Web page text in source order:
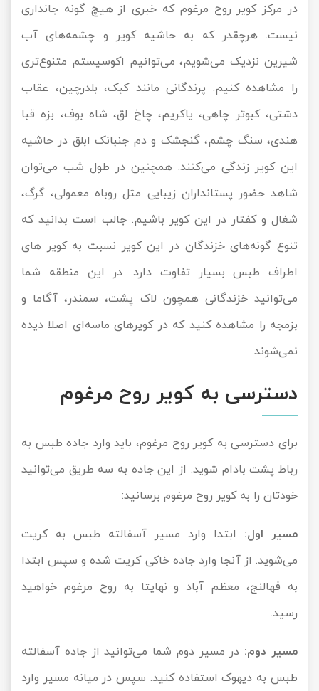
در مرکز کویر روح مرغوم که خبری از هیچ گونه جانداری
نیست. هرچقدر که به حاشیه کویر و چشمه‌های آب
شیرین نزدیک می‌شویم، می‌توانیم اکوسیستم متنوع‌تری
را مشاهده کنیم. پرندگانی مانند کبک، بلدرچین، عقاب
دشتی، کبوتر چاهی، یاکریم، چاخ لق، شاه بوف، بزه قبا
هندی، سنگ چشم، گنجشک و دم جنبانک ابلق در حاشیه
این کویر زندگی می‌کنند. همچنین در طول شب می‌توان
شاهد حضور پستانداران زیبایی مثل روباه معمولی، گرگ،
شغال و کفتار در این کویر باشیم. جالب است بدانید که
تنوع گونه‌های خزندگان در این کویر نسبت به کویر های
اطراف طبس بسیار تفاوت دارد. در این منطقه شما
می‌توانید خزندگانی همچون لاک پشت، سمندر، آگاما و
بزمجه را مشاهده کنید که در کویرهای ماسه‌ای اصلا دیده
نمی‌شوند.
دسترسی به کویر روح مرغوم
برای دسترسی به کویر روح مرغوم، باید وارد جاده طبس به
رباط پشت بادام شوید. از این جاده به سه طریق می‌توانید
خودتان را به کویر روح مرغوم برسانید:
مسیر اول: ابتدا وارد مسیر آسفالته طبس به کریت
می‌شوید. از آنجا وارد جاده خاکی کریت شده و سپس ابتدا
به فهالنج، معظم آباد و نهایتا به روح مرغوم خواهید
رسید.
مسیر دوم: در مسیر دوم شما می‌توانید از جاده آسفالته
طبس به دیهوک استفاده کنید. سپس در میانه مسیر وارد